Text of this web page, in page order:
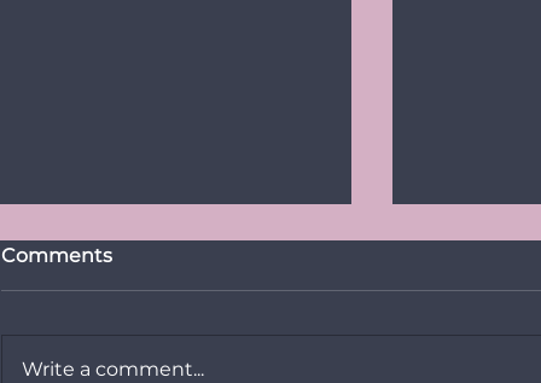
Comments
Write a comment...